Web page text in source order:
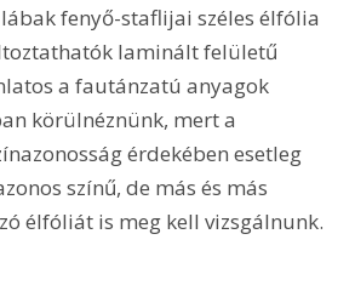
fenyő-staflijai széles élfólia
laminált felületű
a fautánzatú anyagok
körülnéznünk, mert a
érdekében esetleg
színű, de más és más
élfóliát is meg kell vizsgálnunk.